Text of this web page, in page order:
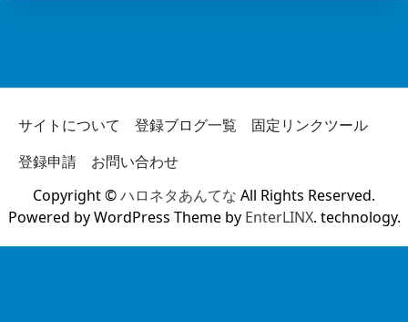
サイトについて 登録ブログ一覧
固定リンクツール
登録申請
お問い合わせ
Copyright ©ハロネタあんてな All Rights Reserved.
Powered by WordPress Theme by EnterLINX. technology.